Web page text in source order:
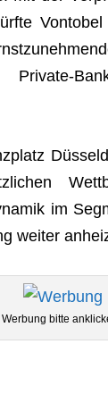
Pri­vate-
im
wei­ter
Wer­bung bitte